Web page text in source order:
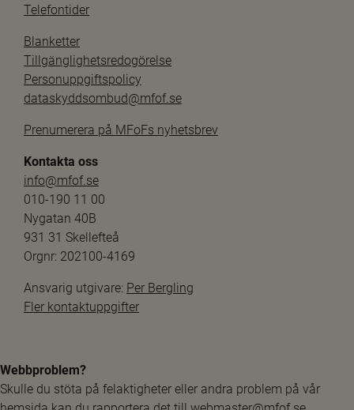
Telefontider
Blanketter
Tillgänglighetsredogörelse
Personuppgiftspolicy
dataskyddsombud@mfof.se
Prenumerera på MFoFs nyhetsbrev
Kontakta oss
info@mfof.se
010-190 11 00
Nygatan 40B
931 31 Skellefteå
Orgnr: 202100-4169
Ansvarig utgivare: Per Bergling
Fler kontaktuppgifter
Webbproblem?
Skulle du stöta på felaktigheter eller andra problem på vår